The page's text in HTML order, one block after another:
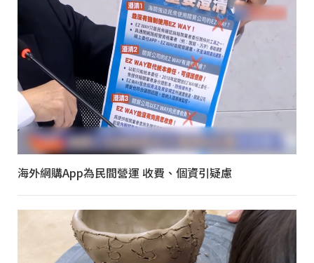
海外網購App為民間營運 收費、個資引疑慮